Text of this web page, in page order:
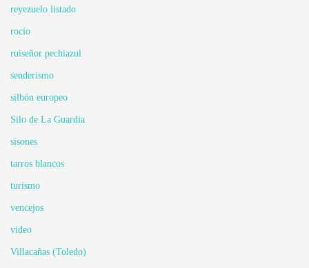
reyezuelo listado
rocío
ruiseñor pechiazul
senderismo
silbón europeo
Silo de La Guardia
sisones
tarros blancos
turismo
vencejos
video
Villacañas (Toledo)